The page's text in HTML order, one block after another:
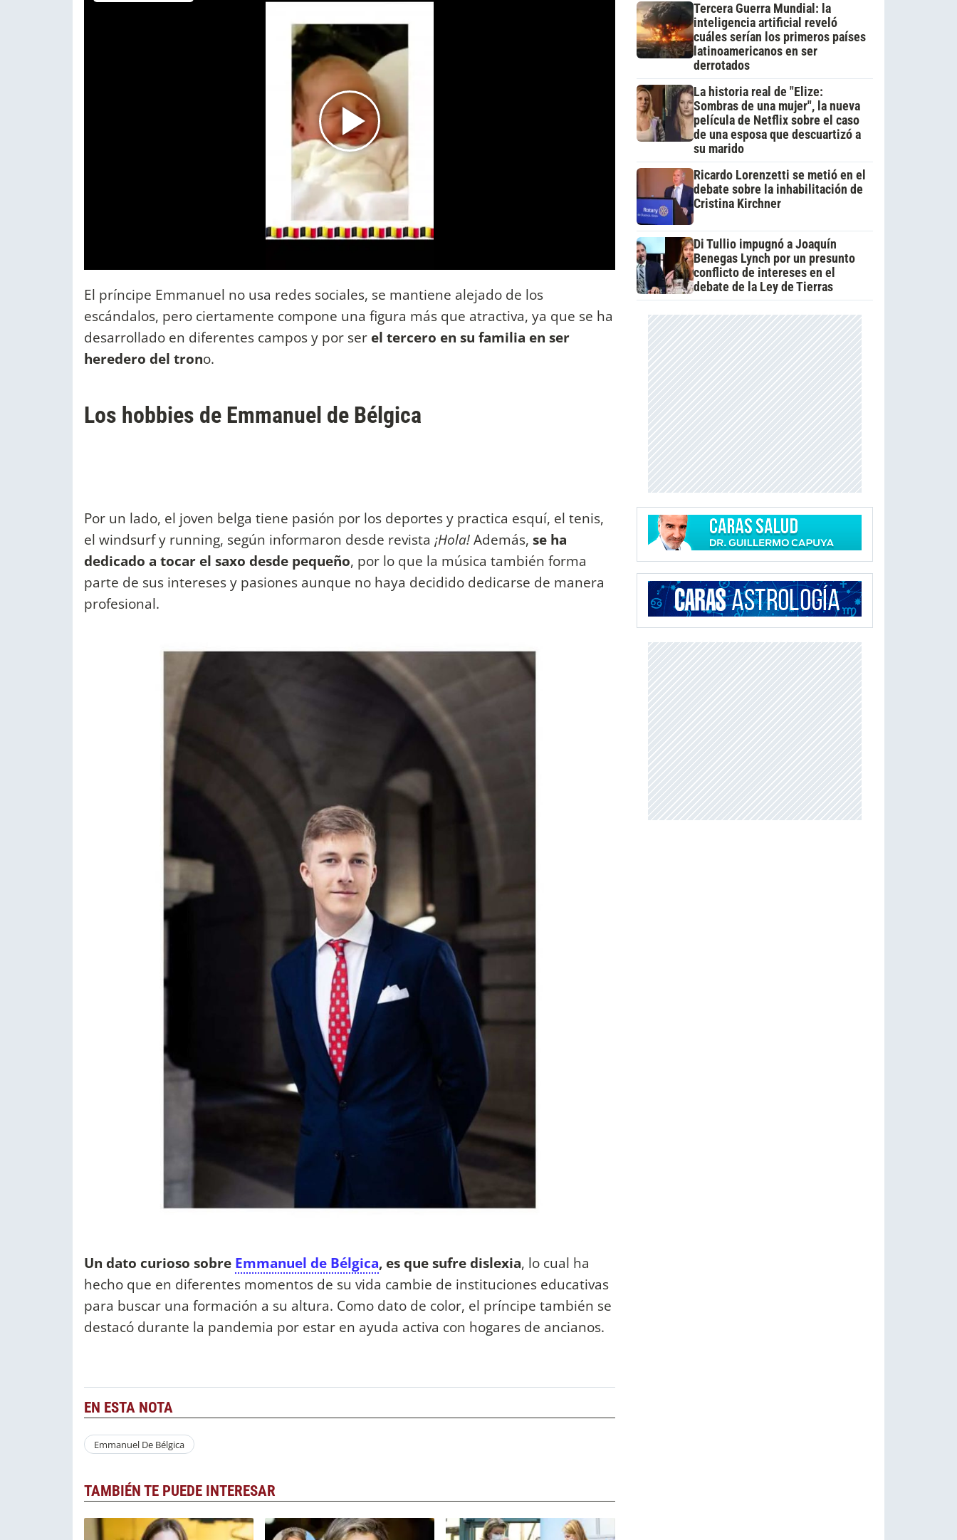
El príncipe Emmanuel no usa redes sociales, se mantiene alejado de los
escándalos, pero ciertamente compone una figura más que atractiva, ya que se ha
desarrollado en diferentes campos y por ser el tercero en su familia en ser
heredero del trono.
Los hobbies de Emmanuel de Bélgica
Por un lado, el joven belga tiene pasión por los deportes y practica esquí, el tenis,
el windsurf y running, según informaron desde revista ¡Hola!Además, se ha
dedicado a tocar el saxo desde pequeño, por lo que la música también forma
parte de sus intereses y pasiones aunque no haya decidido dedicarse de manera
profesional.
Un dato curioso sobre Emmanuel de Bélgica, es que sufre dislexia, lo cual ha
hecho que en diferentes momentos de su vida cambie de instituciones educativas
para buscar una formación a su altura. Como dato de color, el príncipe también se
destacó durante la pandemia por estar en ayuda activa con hogares de ancianos.
EN ESTA NOTA
Emmanuel De Bélgica
TAMBIÉN TE PUEDE INTERESAR
Tercera Guerra Mundial: la
inteligencia artificial reveló
cuáles serían los primeros países
latinoamericanos en ser
derrotados
La historia real de "Elize:
Sombras de una mujer", la nueva
película de Netflix sobre el caso
de una esposa que descuartizó a
su marido
Ricardo Lorenzetti se metió en el
debate sobre la inhabilitación de
Cristina Kirchner
Di Tullio impugnó a Joaquín
Benegas Lynch por un presunto
conflicto de intereses en el
debate de la Ley de Tierras